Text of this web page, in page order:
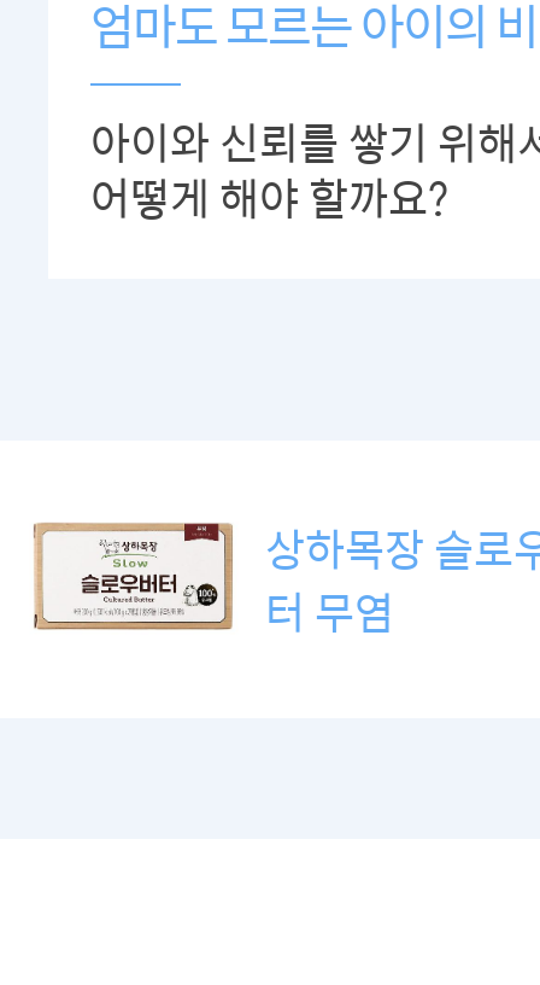
엄마도 모르는 아이의
아이와 신뢰를 쌓기 위해
어떻게 해야 할까요?
상하목장 슬로
터 무염